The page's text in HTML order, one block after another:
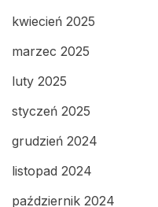
kwiecień 2025
marzec 2025
luty 2025
styczeń 2025
grudzień 2024
listopad 2024
październik 2024